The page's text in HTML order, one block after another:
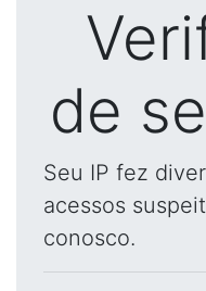
de
Seu IP fez
acessos
conosco.